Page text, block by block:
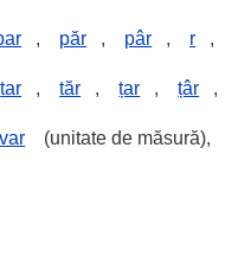
, păr , pâr , r ,
tar , tăr , țar , țâr ,
var (unitate de măsură),